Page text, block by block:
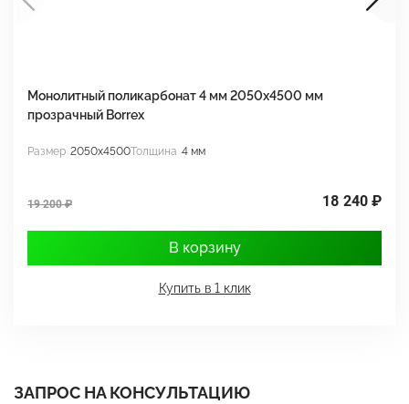
Монолитный поликарбонат 4 мм 2050х4500 мм
прозрачный Borrex
Размер 2050x4500Толщина 4 мм
19 200 ₽ 18 240 ₽
В корзину
Купить в 1 клик
ЗАПРОС НА КОНСУЛЬТАЦИЮ